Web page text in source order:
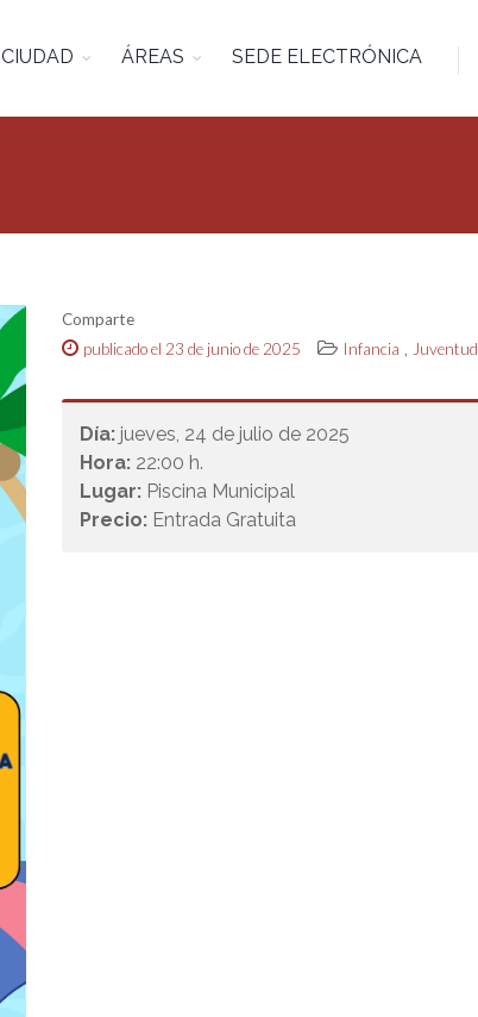
CIUDAD ÁREAS SEDE ELECTRÓNICA
Comparte
publicado el 23 de junio de 2025
Infancia , Juventud
Día: jueves, 24 de julio de 2025
Hora: 22:00 h.
Lugar: Piscina Municipal
Precio: Entrada Gratuita